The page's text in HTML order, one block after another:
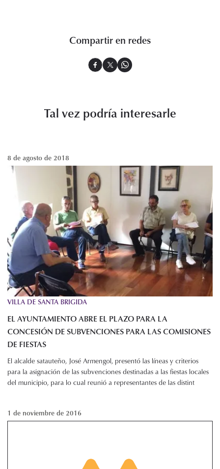
Compartir en redes
Tal vez podría interesarle
8 de agosto de 2018
VILLA DE SANTA BRIGIDA
EL AYUNTAMIENTO ABRE EL PLAZO PARA LA
CONCESIÓN DE SUBVENCIONES PARA LAS COMISIONES
DE FIESTAS
El alcalde satauteño, José Armengol, presentó las líneas y criterios
para la asignación de las subvenciones destinadas a las fiestas locales
del municipio, para lo cual reunió a representantes de las distint
1 de noviembre de 2016